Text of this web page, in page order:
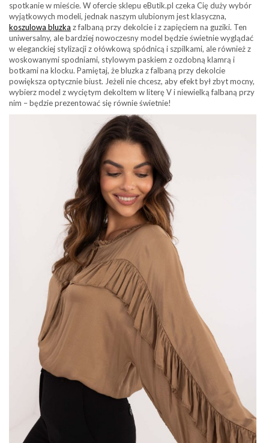
spotkanie w mieście. W ofercie sklepu eButik.pl czeka Cię duży wybór
wyjątkowych modeli, jednak naszym ulubionym jest klasyczna,
koszulowa bluzka z falbaną przy dekolcie i z zapięciem na guziki. Ten
uniwersalny, ale bardziej nowoczesny model będzie świetnie wyglądać
w eleganckiej stylizacji z ołówkową spódnicą i szpilkami, ale również z
woskowanymi spodniami, stylowym paskiem z ozdobną klamrą i
botkami na klocku. Pamiętaj, że bluzka z falbaną przy dekolcie
powiększa optycznie biust. Jeżeli nie chcesz, aby efekt był zbyt mocny,
wybierz model z wyciętym dekoltem w literę V i niewielką falbaną przy
nim – będzie prezentować się równie świetnie!